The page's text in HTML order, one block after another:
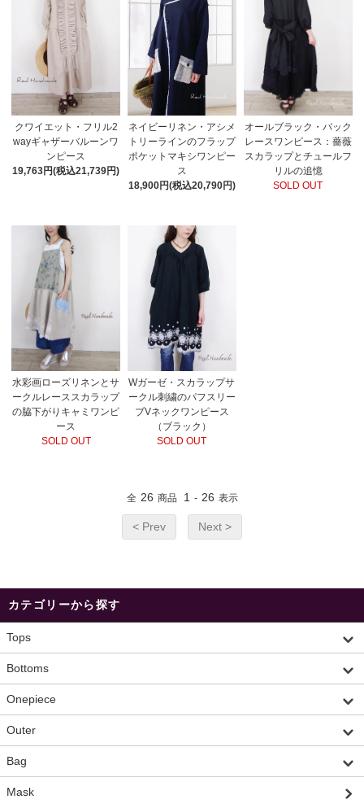
クワイエット・フリル2
wayギャザーバルーンワ
ンピース
19,763円(税込21,739円)
ネイビーリネン・アシメ
トリーラインのフラップ
ポケットマキシワンピー
ス
18,900円(税込20,790円)
オールブラック・バック
レースワンピース：薔薇
スカラップとチュールフ
リルの追憶
SOLD OUT
水彩画ローズリネンとサ
ークルレーススカラップ
の脇下がりキャミワンピ
ース
SOLD OUT
Wガーゼ・スカラップサ
ークル刺繍のパフスリー
ブVネックワンピース
（ブラック）
SOLD OUT
全 26 商品 1 - 26 表示
< Prev Next >
カテゴリーから探す
Tops
Bottoms
Onepiece
Outer
Bag
Mask